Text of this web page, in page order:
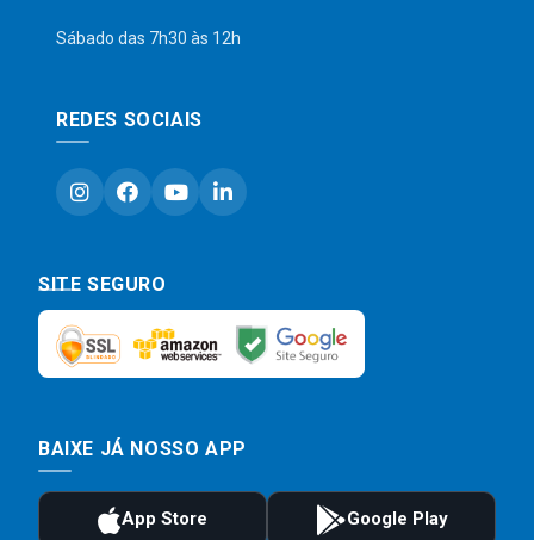
Sábado das 7h30 às 12h
REDES SOCIAIS
SITE SEGURO
BAIXE JÁ NOSSO APP